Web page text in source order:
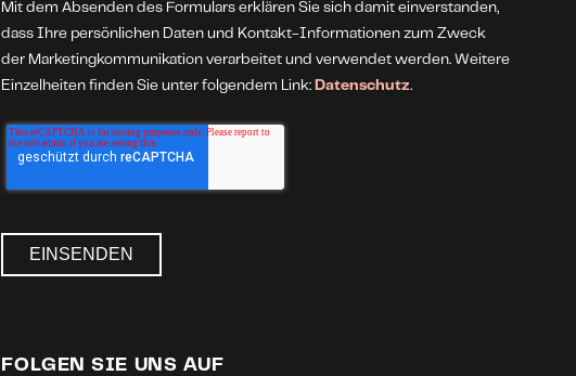
Mit dem Absenden des Formulars erklären Sie sich damit einverstanden,
dass Ihre persönlichen Daten und Kontakt-Informationen zum Zweck
der Marketingkommunikation verarbeitet und verwendet werden. Weitere
Einzelheiten finden Sie unter folgendem Link: Datenschutz.
FOLGEN SIE UNS AUF